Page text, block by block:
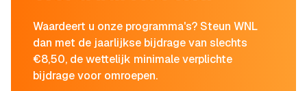
Waardeert u onze programma's? Steun WNL
dan met de jaarlijkse bijdrage van slechts
€8,50, de wettelijk minimale verplichte
bijdrage voor omroepen.